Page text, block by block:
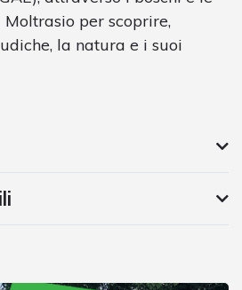
per scoprire,
la natura e i suoi